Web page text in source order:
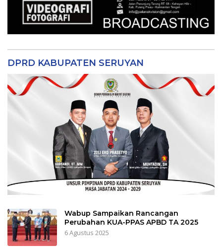
DPRD KABUPATEN SERUYAN
Wabup Sampaikan Rancangan
Perubahan KUA-PPAS APBD TA 2025
6 Agustus 2025